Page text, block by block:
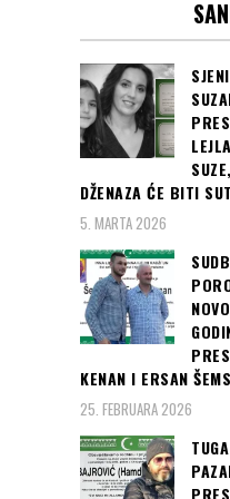
PRIČA: Znamo
Ćanu i njeno
pravo IME i veliku
TRAGEDIJU...
(foto i video)
DŽENAZA ĆE BITI
5. MARTA 2026
KENAN I ERSAN
25. FEBRUARA 2026